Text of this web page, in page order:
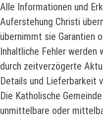
Alle Informationen und
Auferstehung Christi
übernimmt sie Garantien
Inhaltliche Fehler werden
durch zeitverzögerte
Details und Lieferbarkeit
Die Katholische
unmittelbare oder